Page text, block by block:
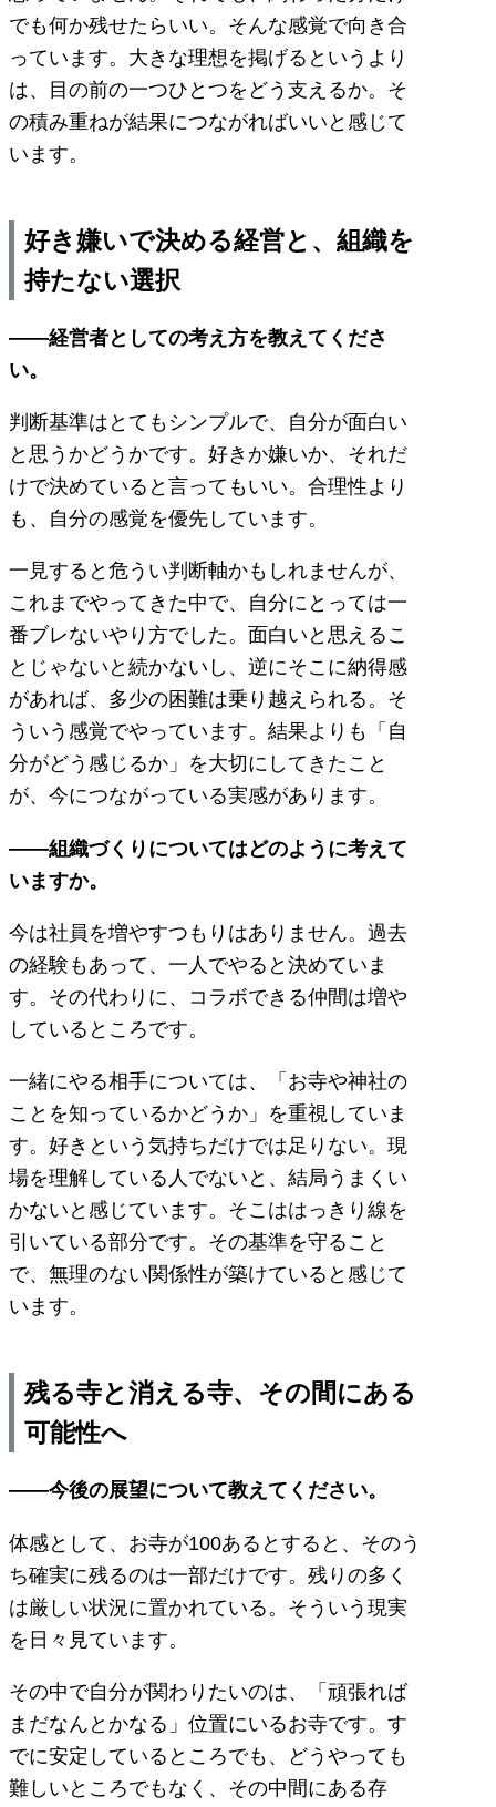
でも何か残せたらいい。そんな感覚で向き合
っています。大きな理想を掲げるというより
は、目の前の一つひとつをどう支えるか。そ
の積み重ねが結果につながればいいと感じて
います。
好き嫌いで決める経営と、組織を
持たない選択
――経営者としての考え方を教えてくださ
い。
判断基準はとてもシンプルで、自分が面白い
と思うかどうかです。好きか嫌いか、それだ
けで決めていると言ってもいい。合理性より
も、自分の感覚を優先しています。
一見すると危うい判断軸かもしれませんが、
これまでやってきた中で、自分にとっては一
番ブレないやり方でした。面白いと思えるこ
とじゃないと続かないし、逆にそこに納得感
があれば、多少の困難は乗り越えられる。そ
ういう感覚でやっています。結果よりも「自
分がどう感じるか」を大切にしてきたこと
が、今につながっている実感があります。
――組織づくりについてはどのように考えて
いますか。
今は社員を増やすつもりはありません。過去
の経験もあって、一人でやると決めていま
す。その代わりに、コラボできる仲間は増や
しているところです。
一緒にやる相手については、「お寺や神社の
ことを知っているかどうか」を重視していま
す。好きという気持ちだけでは足りない。現
場を理解している人でないと、結局うまくい
かないと感じています。そこははっきり線を
引いている部分です。その基準を守ること
で、無理のない関係性が築けていると感じて
います。
残る寺と消える寺、その間にある
可能性へ
――今後の展望について教えてください。
体感として、お寺が100あるとすると、そのう
ち確実に残るのは一部だけです。残りの多く
は厳しい状況に置かれている。そういう現実
を日々見ています。
その中で自分が関わりたいのは、「頑張れば
まだなんとかなる」位置にいるお寺です。す
でに安定しているところでも、どうやっても
難しいところでもなく、その中間にある存